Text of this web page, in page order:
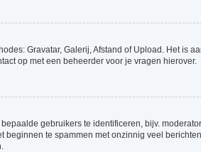
Gravatar, Galerij, Afstand of Upload. Het is
op met een beheerder voor je vragen hierover.
gebruikers te identificeren, bijv.
te spammen met onzinnig veel